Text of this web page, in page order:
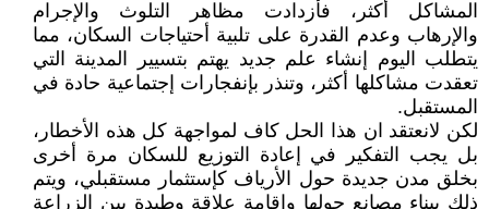
المشاكل أكثر، فأزدادت مظاهر التلوث والإجرام
والإرهاب وعدم القدرة على تلبية أحتياجات السكان، مما
يتطلب اليوم إنشاء علم جديد يهتم بتسيير المدينة التي
تعقدت مشاكلها أكثر، وتنذر بإنفجارات إجتماعية حادة في
المستقبل.
لكن لانعتقد ان هذا الحل كاف لمواجهة كل هذه الأخطار،
بل يجب التفكير في إعادة التوزيع للسكان مرة أخرى
بخلق مدن جديدة حول الأرياف كإستثمار مستقبلي، ويتم
ذلك ببناء مصانع حولها وإقامة علاقة وطيدة بين الزراعة